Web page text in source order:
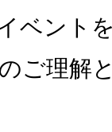
ベント
ご理解